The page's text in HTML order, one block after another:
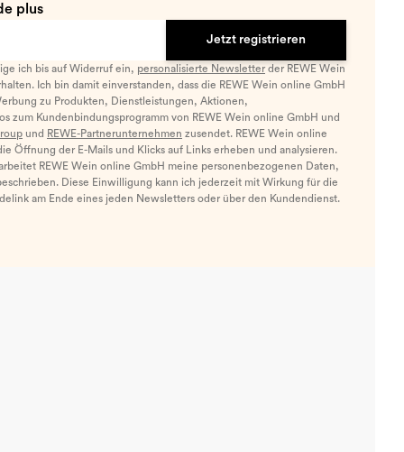
plus
Jetzt registrieren
ich bis auf Widerruf ein, personalisierte Newsletterder REWE Wein
Ich bin damit einverstanden, dass die REWE Wein online GmbH
zu Produkten, Dienstleistungen, Aktionen,
zum Kundenbindungsprogramm von REWE Wein online GmbH und
und REWE-Partnerunternehmen zusendet. REWE Wein online
Öffnung der E-Mails und Klicks auf Links erheben und analysieren.
REWE Wein online GmbH meine personenbezogenen Daten,
Diese Einwilligung kann ich jederzeit mit Wirkung für die
am Ende eines jeden Newsletters oder über den Kundendienst.